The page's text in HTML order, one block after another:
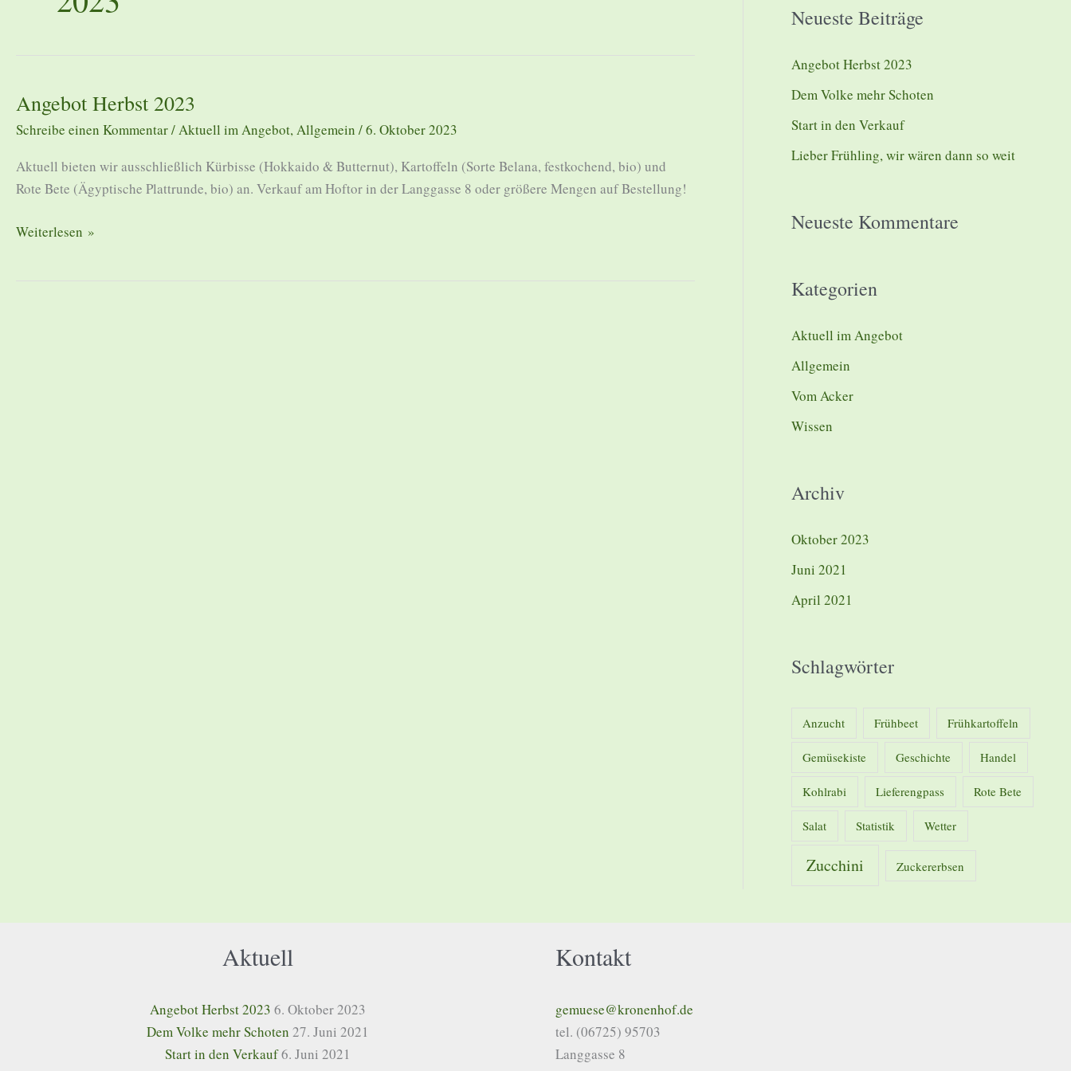
Angebot Herbst 2023
Schreibe einen Kommentar/Aktuell im Angebot,Allgemein /6. Oktober 2023
Aktuell bieten wir ausschließlich Kürbisse (Hokkaido & Butternut), Kartoffeln (Sorte Belana, festkochend, bio) und
Rote Bete (Ägyptische Plattrunde, bio) an. Verkauf am Hoftor in der Langgasse 8 oder größere Mengen auf Bestellung!
Angebot
Weiterlesen »
h
n
n
a
c
Neueste Beiträge
Angebot Herbst 2023
Dem Volke mehr Schoten
Start in den Verkauf
Lieber Frühling, wir wären dann so weit
Neueste Kommentare
Kategorien
Aktuell im Angebot
Allgemein
Vom Acker
Wissen
Archiv
Oktober 2023
Juni 2021
April 2021
Schlagwörter
Anzucht Frühbeet Frühkartoffeln
Gemüsekiste Geschichte Handel
Kohlrabi Lieferengpass Rote Bete
Salat Statistik Wetter
Zucchini Zuckererbsen
Aktuell
Angebot Herbst 2023 6. Oktober 2023
Dem Volke mehr Schoten 27. Juni 2021
Start in den Verkauf6. Juni 2021
Kontakt
gemuese@kronenhof.de
tel. (06725) 95703
Langgasse 8